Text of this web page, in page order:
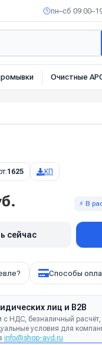
пн–сб
Очистные
1625 КП
⚡ В
сейчас
Способы
лиц и B2B
с НДС, безналичный
условия для
info@shop-avd.ru